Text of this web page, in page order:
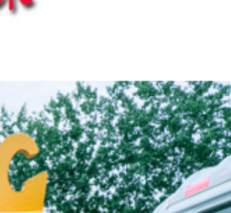
欢迎咨询 优惠3千-3万